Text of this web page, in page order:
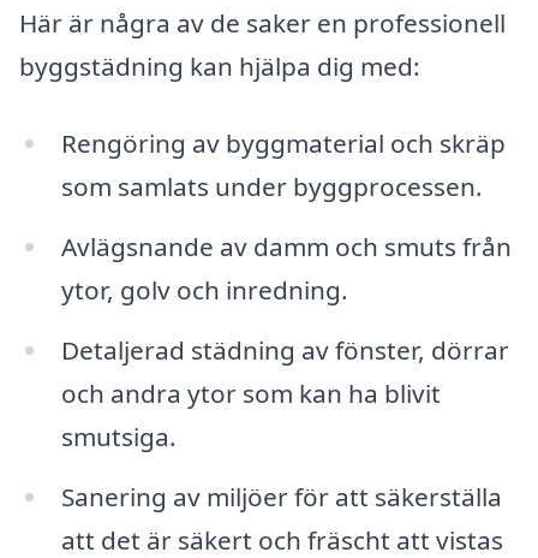
Här är några av de saker en professionell
byggstädning kan hjälpa dig med:
Rengöring av byggmaterial och skräp
som samlats under byggprocessen.
Avlägsnande av damm och smuts från
ytor, golv och inredning.
Detaljerad städning av fönster, dörrar
och andra ytor som kan ha blivit
smutsiga.
Sanering av miljöer för att säkerställa
att det är säkert och fräscht att vistas